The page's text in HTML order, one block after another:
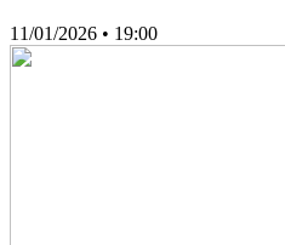
11/01/2026 • 19:00